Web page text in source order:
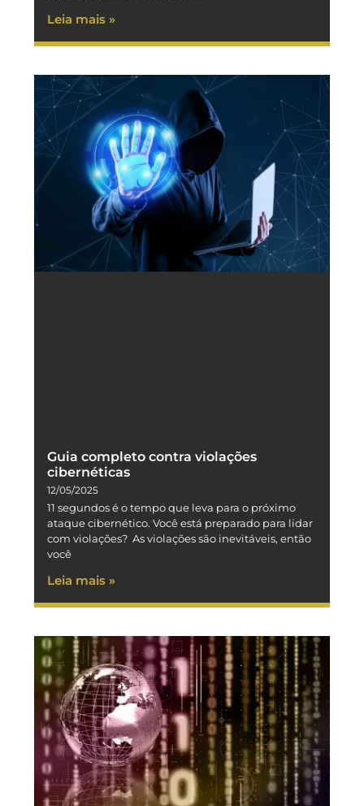
Leia mais »
Guia completo contra violações
cibernéticas
12/05/2025
11 segundos é o tempo que leva para o próximo
ataque cibernético. Você está preparado para lidar
com violações? As violações são inevitáveis, então
você
Leia mais »